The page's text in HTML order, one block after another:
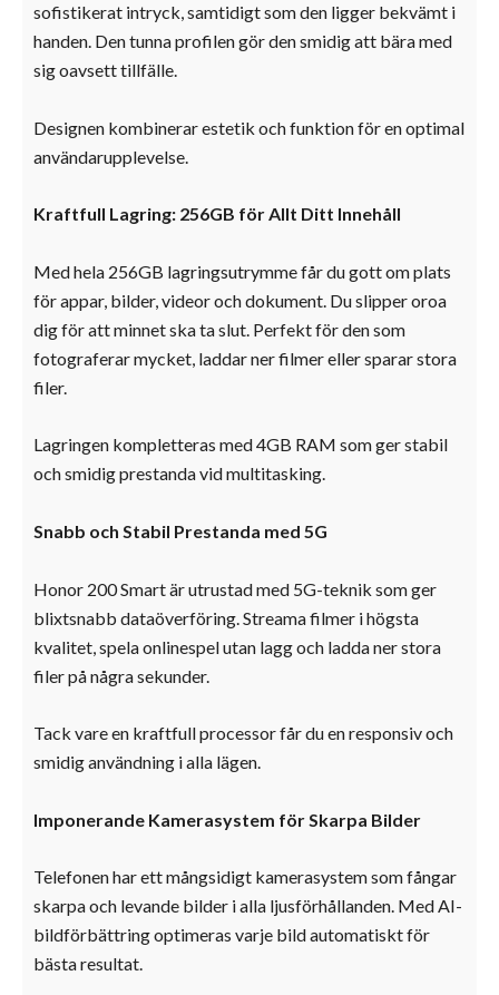
sofistikerat intryck, samtidigt som den ligger bekvämt i
handen. Den tunna profilen gör den smidig att bära med
sig oavsett tillfälle.
Designen kombinerar estetik och funktion för en optimal
användarupplevelse.
Kraftfull Lagring: 256GB för Allt Ditt Innehåll
Med hela 256GB lagringsutrymme får du gott om plats
för appar, bilder, videor och dokument. Du slipper oroa
dig för att minnet ska ta slut. Perfekt för den som
fotograferar mycket, laddar ner filmer eller sparar stora
filer.
Lagringen kompletteras med 4GB RAM som ger stabil
och smidig prestanda vid multitasking.
Snabb och Stabil Prestanda med 5G
Honor 200 Smart är utrustad med 5G-teknik som ger
blixtsnabb dataöverföring. Streama filmer i högsta
kvalitet, spela onlinespel utan lagg och ladda ner stora
filer på några sekunder.
Tack vare en kraftfull processor får du en responsiv och
smidig användning i alla lägen.
Imponerande Kamerasystem för Skarpa Bilder
Telefonen har ett mångsidigt kamerasystem som fångar
skarpa och levande bilder i alla ljusförhållanden. Med AI-
bildförbättring optimeras varje bild automatiskt för
bästa resultat.